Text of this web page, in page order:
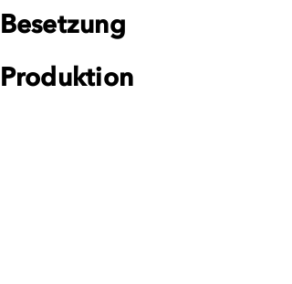
Besetzung
Produktion